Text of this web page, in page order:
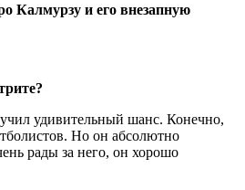
Калмурзу и его внезапную
удивительный шанс. Конечно,
Но он абсолютно
рады за него, он хорошо